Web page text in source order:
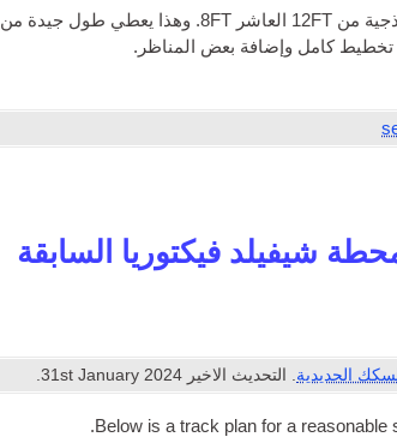
وفيما يلي تخطيط الذي يناسب تصميم حلقة الثلاثي إلى حظيرة نموذجية من 12FT العاشر 8FT. وهذا يعطي طول جيدة من
تخطيط كامل وإضافة بعض المناظر.
الحديدية . التحديث الاخير 31st January 2024
.
Below is a track plan for a
.